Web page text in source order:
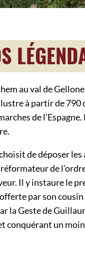
au val de
à partir de 790
de
de déposer les
de
Il y instaure le
par son
la Geste de
conquérant un